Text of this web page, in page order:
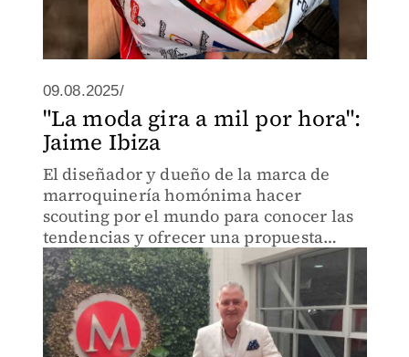
09.08.2025/
"La moda gira a mil por hora":
Jaime Ibiza
El diseñador y dueño de la marca de
marroquinería homónima hacer
scouting por el mundo para conocer las
tendencias y ofrecer una propuesta
atractiva e innovadora; actualmente
presenta la colección Ritmo y una
Cápsula con Doritos